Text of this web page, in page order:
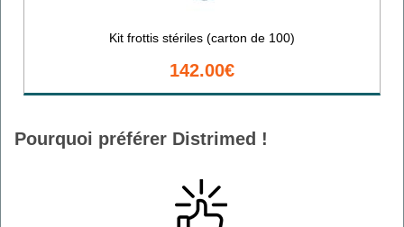
Kit frottis stériles (carton de 100)
142.00€
Pourquoi préférer Distrimed !